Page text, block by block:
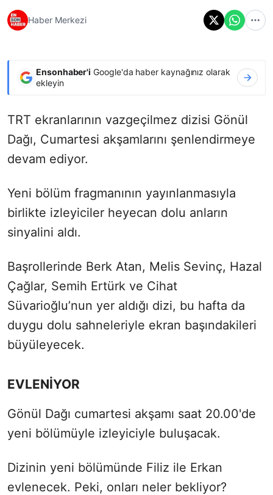
Haber Merkezi
Ensonhaber'i Google'da haber kaynağınız olarak
ekleyin
TRT ekranlarının vazgeçilmez dizisi Gönül
Dağı, Cumartesi akşamlarını şenlendirmeye
devam ediyor.
Yeni bölüm fragmanının yayınlanmasıyla
birlikte izleyiciler heyecan dolu anların
sinyalini aldı.
Başrollerinde Berk Atan, Melis Sevinç, Hazal
Çağlar, Semih Ertürk ve Cihat
Süvarioğlu’nun yer aldığı dizi, bu hafta da
duygu dolu sahneleriyle ekran başındakileri
büyüleyecek.
EVLENİYOR
Gönül Dağı cumartesi akşamı saat 20.00'de
yeni bölümüyle izleyiciyle buluşacak.
Dizinin yeni bölümünde Filiz ile Erkan
evlenecek. Peki, onları neler bekliyor?